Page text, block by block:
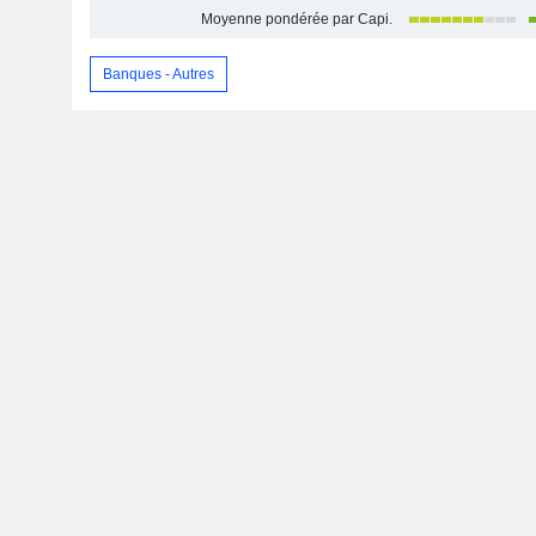
Moyenne pondérée par Capi.
Banques - Autres